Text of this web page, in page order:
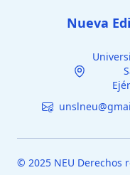
Nueva
© 2025 NEU Derechos